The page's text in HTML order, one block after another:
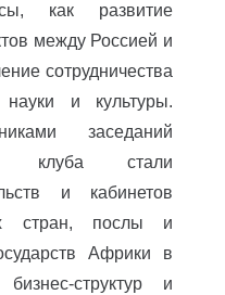
как развитие
между Россией и
сотрудничества
и культуры.
заседаний
клуба стали
и кабинетов
стран, послы и
Африки в
структур и